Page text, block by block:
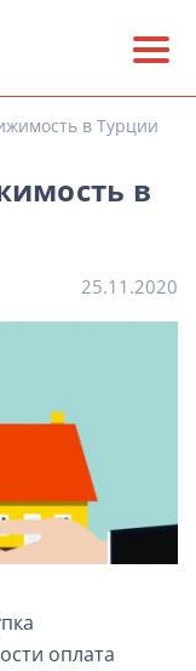
в Турции
в
25.11.2020
оплата